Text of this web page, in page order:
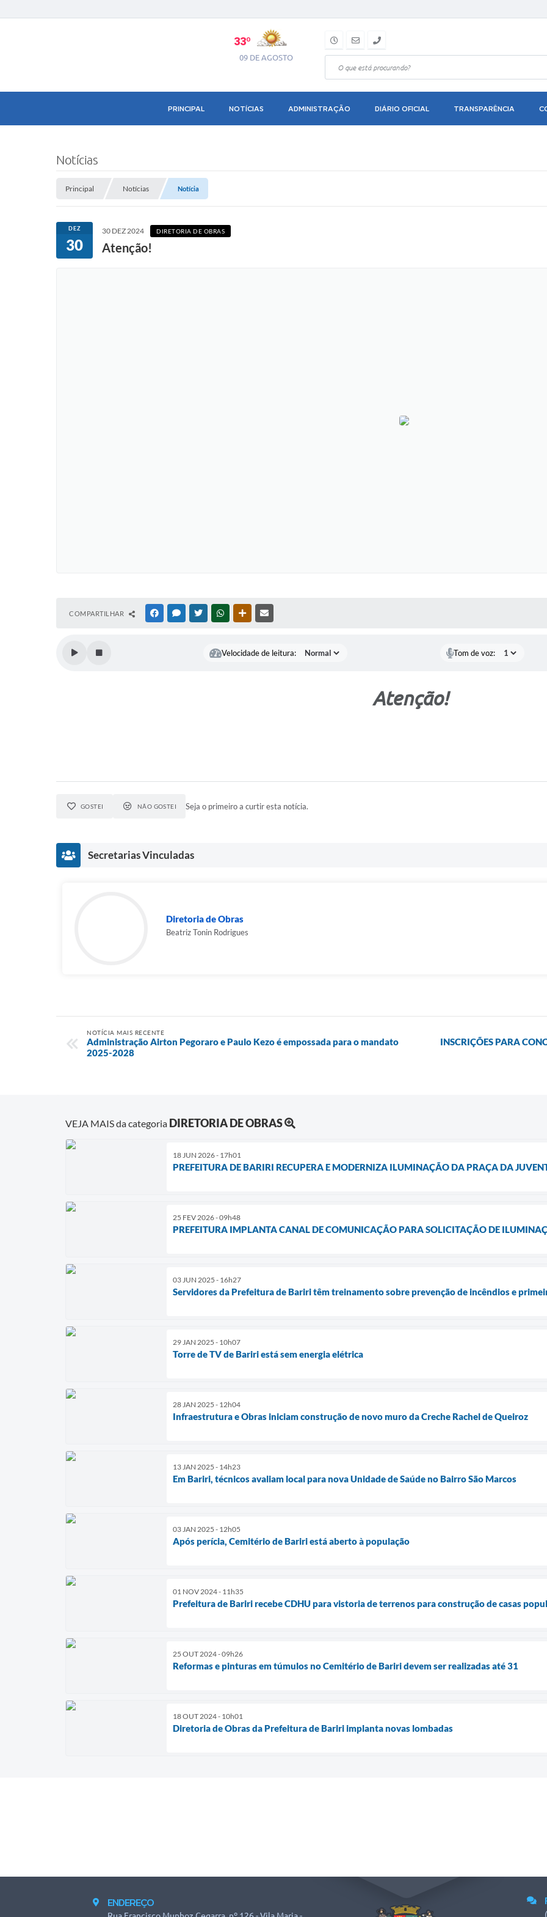
33º
09 DE AGOSTO
PRINCIPAL NOTÍCIAS ADMINISTRAÇÃO DIÁRIO OFICIAL TRANSPARÊNCIA
Notícias
Principal Notícias Notícia
DEZ
30
30 DEZ 2024 DIRETORIA DE OBRAS
Atenção!
COMPARTILHAR FACEBOOKMESSENGER
TWITTERWHATSAPPOUTRAS MÍDIAS
Velocidade de leitura: Tom de voz:
Atenção!
GOSTEI NÃO GOSTEI Seja o primeiro a curtir esta notícia.
Secretarias Vinculadas
Diretoria de Obras
Beatriz Tonin Rodrigues
NOTÍCIA MAIS RECENTE
Administração Airton Pegoraro e Paulo Kezo é empossada para o mandato
2025-2028
INSCRIÇÕES PARA
VEJA MAIS da categoria DIRETORIA DE OBRAS
18 JUN 2026 - 17h01
PREFEITURA DE BARIRI RECUPERA E MODERNIZA ILUMINAÇÃO DA PRAÇA DA
25 FEV 2026 - 09h48
PREFEITURA IMPLANTA CANAL DE COMUNICAÇÃO PARA SOLICITAÇÃO DE
03 JUN 2025 - 16h27
Servidores da Prefeitura de Bariri têm treinamento sobre prevenção de incêndios e
29 JAN 2025 - 10h07
Torre de TV de Bariri está sem energia elétrica
28 JAN 2025 - 12h04
Infraestrutura e Obras iniciam construção de novo muro da Creche Rachel de Queiroz
13 JAN 2025 - 14h23
Em Bariri, técnicos avaliam local para nova Unidade de Saúde no Bairro São Marcos
03 JAN 2025 - 12h05
Após perícia, Cemitério de Bariri está aberto à população
01 NOV 2024 - 11h35
Prefeitura de Bariri recebe CDHU para vistoria de terrenos para construção de casas
25 OUT 2024 - 09h26
Reformas e pinturas em túmulos no Cemitério de Bariri devem ser realizadas até 31
18 OUT 2024 - 10h01
Diretoria de Obras da Prefeitura de Bariri implanta novas lombadas
ENDEREÇO